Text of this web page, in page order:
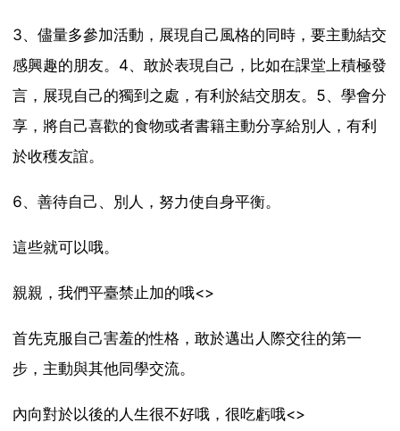
3、儘量多參加活動，展現自己風格的同時，要主動結交
感興趣的朋友。4、敢於表現自己，比如在課堂上積極發
言，展現自己的獨到之處，有利於結交朋友。5、學會分
享，將自己喜歡的食物或者書籍主動分享給別人，有利
於收穫友誼。
6、善待自己、別人，努力使自身平衡。
這些就可以哦。
親親，我們平臺禁止加的哦<>
首先克服自己害羞的性格，敢於邁出人際交往的第一
步，主動與其他同學交流。
內向對於以後的人生很不好哦，很吃虧哦<>